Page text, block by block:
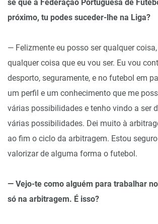
se que a Federação Portuguesa de
próximo, tu podes suceder-lhe na Liga?
— Felizmente eu posso ser qualquer
qualquer coisa que eu vou ser. Eu vou
desporto, seguramente, e no futebol em
um perfil e um conhecimento que me
várias possibilidades e tenho vindo a ser
várias possibilidades. Dei muito à
ao fim o ciclo da arbitragem. Estou
valorizar de alguma forma o futebol.
— Vejo-te como alguém para trabalhar
só na arbitragem. É isso?